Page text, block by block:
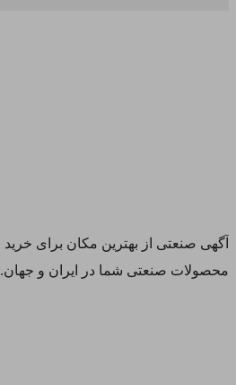
آگهی صنعتی از بهترین مکان برای
محصولات صنعتی شما در ایران و جهان.